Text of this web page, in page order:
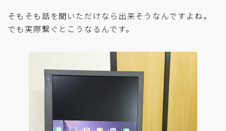
そもそも話を聞いただけなら出来そうなんですよね。
でも実際繋ぐとこうなるんです。